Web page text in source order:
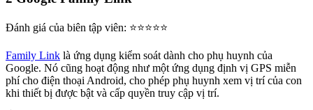
Đánh giá của biên tập viên: ⭐⭐⭐⭐⭐
Family Link là ứng dụng kiểm soát dành cho phụ huynh của
Google. Nó cũng hoạt động như một ứng dụng định vị GPS miễn
phí cho điện thoại Android, cho phép phụ huynh xem vị trí của con
khi thiết bị được bật và cấp quyền truy cập vị trí.